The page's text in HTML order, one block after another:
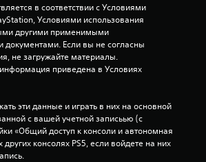
в соответствии с Условиями
Условиями использования
другими применимыми
документами. Если вы не согласны
не загружайте материалы.
приведена в Условиях
эти данные и играть в них на основной
с вашей учетной записьью (с
«Общий доступ к консоли и автономная
консолях PS5, если войдете на них